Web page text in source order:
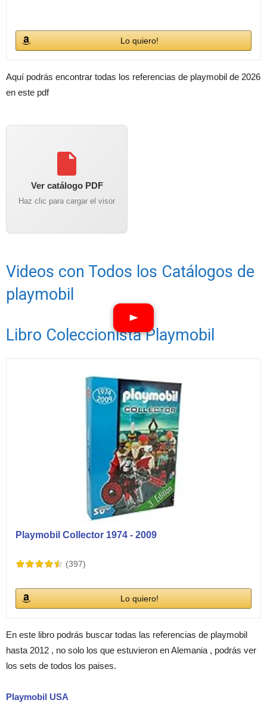
Lo quiero!
Aquí podrás encontrar todas los referencias de playmobil de 2026
en este pdf
Ver catálogo PDF
Haz clic para cargar el visor
Videos con Todos los Catálogos de
playmobil
Libro Coleccionista Playmobil
Playmobil Collector 1974 - 2009
(397)
Lo quiero!
En este libro podrás buscar todas las referencias de playmobil
hasta 2012 , no solo los que estuvieron en Alemania , podrás ver
los sets de todos los paises.
Playmobil USA